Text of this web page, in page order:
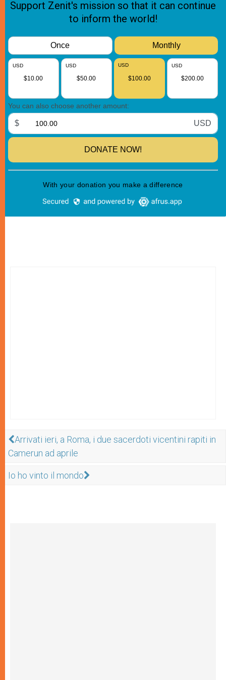
Arrivati ieri, a Roma, i due sacerdoti vicentini rapiti in
Camerun ad aprile
Io ho vinto il mondo